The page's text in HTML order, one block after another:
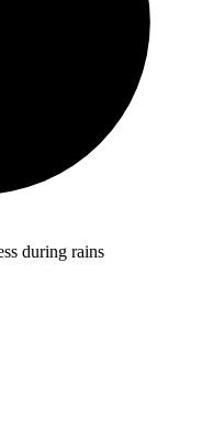
during rains